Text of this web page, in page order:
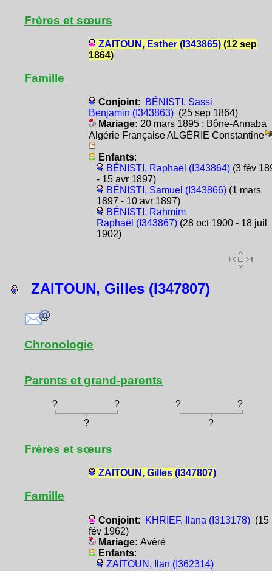
Frères et sœurs
ZAITOUN, Esther (I343865)(12 sep
1864)
Famille
Conjoint:
BÉNISTI, Sassi
Benjamin (I343863)(25 sep 1864)
Mariage: 20 mars 1895 : Bône-Annaba
Algérie Française ALGÉRIE Constantine
Enfants:
BÉNISTI, Raphaël (I343864)(3 fév
- 15 avr 1897)
BÉNISTI, Samuel (I343866)(1 mars
1897 - 10 avr 1897)
BÉNISTI, Rahmim
Raphaël (I343867)(28 oct 1900 - 18 juil
1902)
ZAITOUN, Gilles (I347807)
Chronologie
Parents et grand-parents
? ? ?
?
?
?
Frères et sœurs
ZAITOUN, Gilles (I347807)
Famille
Conjoint: KHRIEF, Ilana (I313178)(15
fév 1962)
Mariage: Avéré
Enfants:
ZAITOUN, Ilan (I362314)